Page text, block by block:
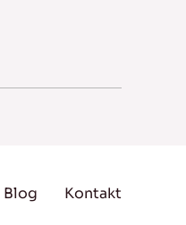
Blog Kontakt